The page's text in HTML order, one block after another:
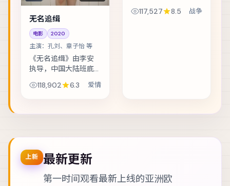
无名追缉
电影 2020
主演： 孔刘、章子怡 等
《无名追缉》由李安
执导，中国大陆班底
情。假释犯回到社区
118,902 6.3 爱情
争。太空站突发通讯
117,527 8.5 战争
上新 最新更新
第一时间观看最新上线的亚洲欧